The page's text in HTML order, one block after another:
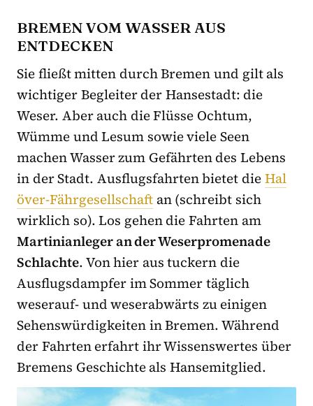
BREMEN VOM WASSER AUS
ENTDECKEN
Sie fließt mitten durch Bremen und gilt als
wichtiger Begleiter der Hansestadt: die
Weser. Aber auch die Flüsse Ochtum,
Wümme und Lesum sowie viele Seen
machen Wasser zum Gefährten des Lebens
in der Stadt. Ausflugsfahrten bietet dieHal
över-Fährgesellschaft an (schreibt sich
wirklich so). Los gehen die Fahrten am
Martinianleger an der Weserpromenade
Schlachte. Von hier aus tuckern die
Ausflugsdampfer im Sommer täglich
weserauf- und weserabwärts zu einigen
Sehenswürdigkeiten in Bremen. Während
der Fahrten erfahrt ihr Wissenswertes über
Bremens Geschichte als Hansemitglied.